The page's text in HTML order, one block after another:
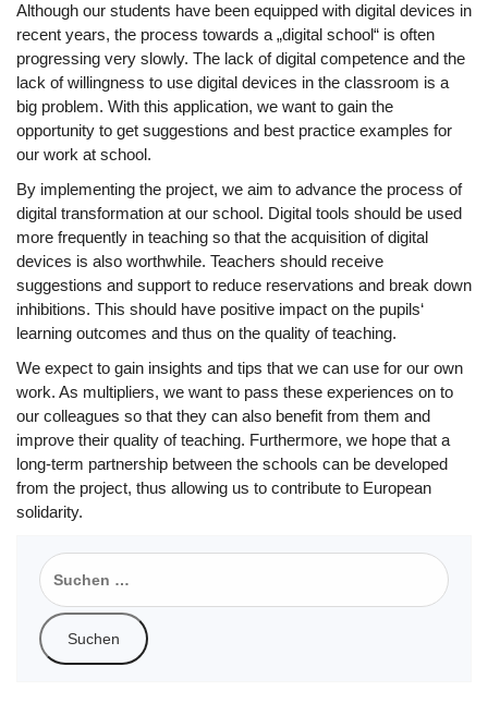
Although our students have been equipped with digital devices in
recent years, the process towards a „digital school“ is often
progressing very slowly. The lack of digital competence and the
lack of willingness to use digital devices in the classroom is a
big problem. With this application, we want to gain the
opportunity to get suggestions and best practice examples for
our work at school.
By implementing the project, we aim to advance the process of
digital transformation at our school. Digital tools should be used
more frequently in teaching so that the acquisition of digital
devices is also worthwhile. Teachers should receive
suggestions and support to reduce reservations and break down
inhibitions. This should have positive impact on the pupils‘
learning outcomes and thus on the quality of teaching.
We expect to gain insights and tips that we can use for our own
work. As multipliers, we want to pass these experiences on to
our colleagues so that they can also benefit from them and
improve their quality of teaching. Furthermore, we hope that a
long-term partnership between the schools can be developed
from the project, thus allowing us to contribute to European
solidarity.
Suchen
nach: